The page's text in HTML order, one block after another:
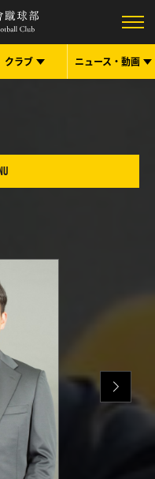
クラブ ニュース・ 動画